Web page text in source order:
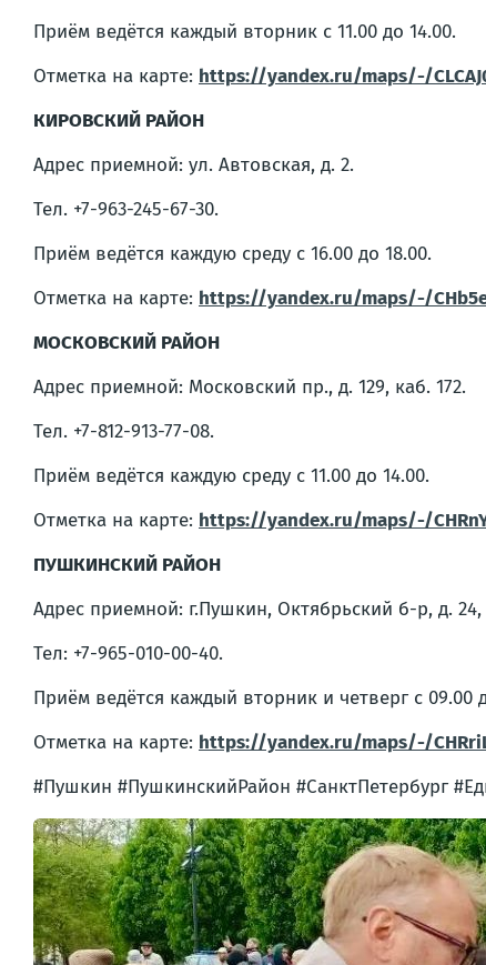
Приём ведётся каждый вторник с 11.00 до 14.00.
Отметка на карте: https://yandex.ru/maps/-/
КИРОВСКИЙ РАЙОН
Адрес приемной: ул. Автовская, д. 2.
Тел. +7-963-245-67-30.
Приём ведётся каждую среду с 16.00 до 18.00.
Отметка на карте: https://yandex.ru/maps/-/
МОСКОВСКИЙ РАЙОН
Адрес приемной: Московский пр., д. 129, каб. 172.
Тел. +7-812-913-77-08.
Приём ведётся каждую среду с 11.00 до 14.00.
Отметка на карте: https://yandex.ru/maps/-/
ПУШКИНСКИЙ РАЙОН
Адрес приемной: г.Пушкин, Октябрьский б-р, д. 24,
Тел: +7-965-010-00-40.
Приём ведётся каждый вторник и четверг с 09.00
Отметка на карте: https://yandex.ru/maps/-/
#Пушкин #ПушкинскийРайон #СанктПетербург